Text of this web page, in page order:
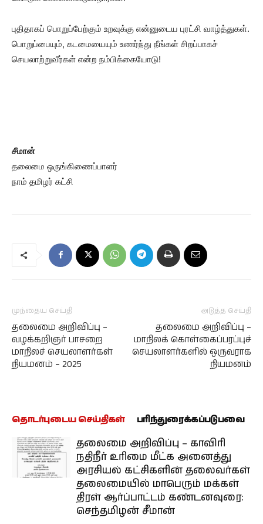
புதிதாகப் பொறுப்பேற்கும் உறவுக்கு என்னுடைய புரட்சி வாழ்த்துகள்.
பொறுப்பையும், கடமையையும் உணர்ந்து நீங்கள் சிறப்பாகச்
செயலாற்றுவீர்கள் என்ற நம்பிக்கையோடு!
சீமான்
தலைமை ஒருங்கிணைப்பாளர்
நாம் தமிழர் கட்சி
முந்தைய செய்தி
தலைமை அறிவிப்பு –
வழக்கறிஞர் பாசறை
மாநிலச் செயலாளர்கள்
நியமனம் – 2025
அடுத்த செய்தி
தலைமை அறிவிப்பு –
மாநிலக் கொள்கைப்பரப்புச்
செயலாளர்களில் ஒருவராக
நியமனம்
தொடர்புடைய செய்திகள் பரிந்துரைக்கப்படுபவை
தலைமை அறிவிப்பு – காவிரி
நதிநீர் உரிமை மீட்க அனைத்து
அரசியல் கட்சிகளின் தலைவர்கள்
தலைமையில் மாபெரும் மக்கள்
திரள் ஆர்ப்பாட்டம் கண்டனவுரை:
செந்தமிழன் சீமான்